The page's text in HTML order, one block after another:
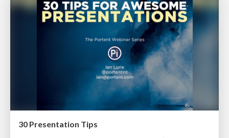
30 Presentation Tips